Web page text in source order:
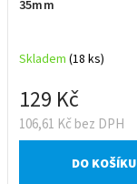
35mm
Skladem (18 ks)
106,61 Kč bez DPH
129 Kč
DO KOŠÍKU